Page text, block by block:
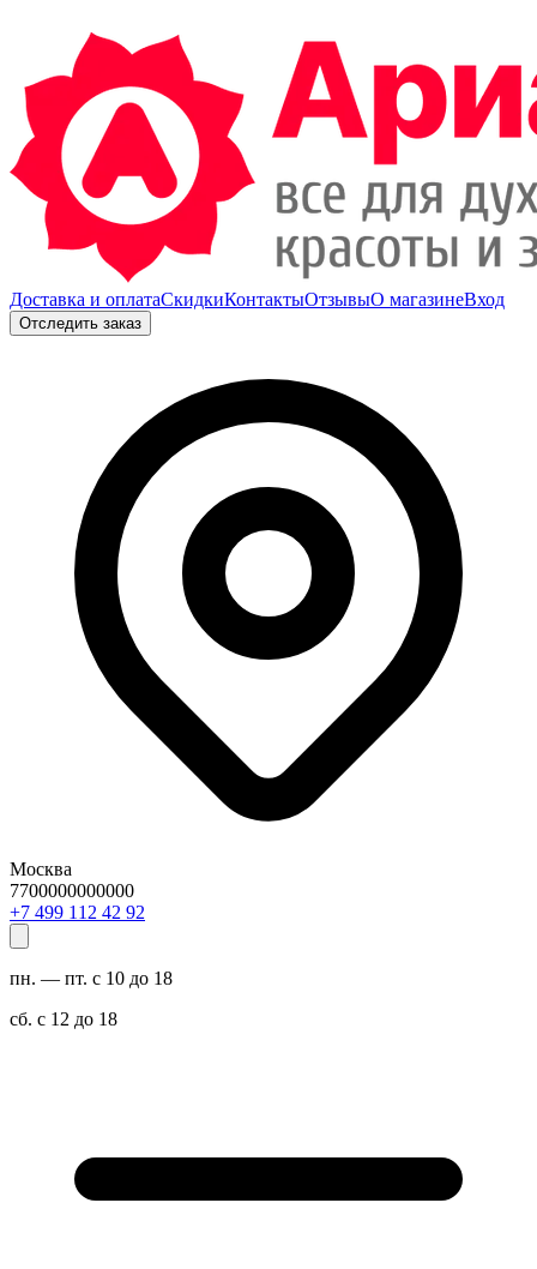
Доставка и оплатаСкидкиКонтактыОтзывыО магазинеВход
Отследить заказ
Москва
7700000000000
29 24 211 994 7+
пн. — пт. с 10 до 18
сб. с 12 до 18